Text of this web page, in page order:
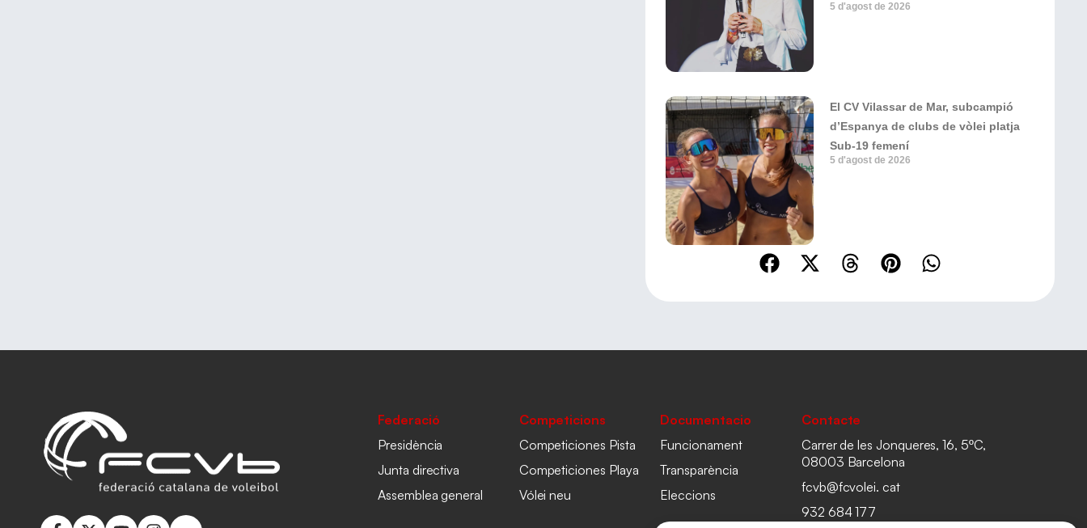
5 d'agost de 2026
El CV Vilassar de Mar, subcampió
d’Espanya de clubs de vòlei platja
Sub-19 femení
5 d'agost de 2026
Federació
Presidència
Junta directiva
Assemblea general
Competicions
Competiciones Pista
Competiciones Playa
Vólei neu
Documentacio
Funcionament
Transparència
Eleccions
Contacte
Carrer de les Jonqueres, 16, 5ºC,
08003 Barcelona
fcvb@fcvolei. cat
932 684 177